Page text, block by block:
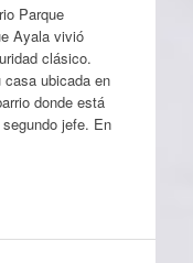
Parque
Ayala vivió
clásico.
ubicada en
donde está
jefe. En